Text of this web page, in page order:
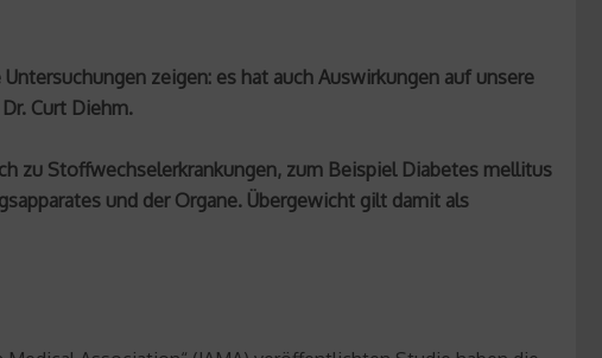
zeigen: es hat auch Auswirkungen auf unsere
Curt Diehm.
zu Stoffwechselerkrankungen, zum Beispiel Diabetes mellitus
und der Organe. Übergewicht gilt damit als